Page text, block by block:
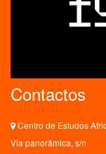
Contactos
Centro de Estudos
Via panorâmica, s/n